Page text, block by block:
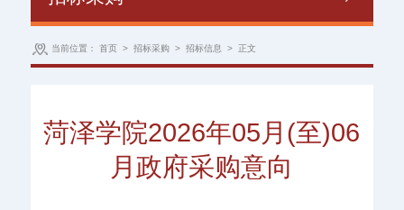
当前位置： 首页 >招标采购 >招标信息 > 正文
菏泽学院2026年05月(至)06
月政府采购意向